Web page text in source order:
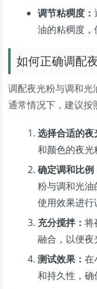
调节粘稠度：
油的粘稠度，
如何正确调配
调配夜光粉与调和光
通常情况下，建议按
选择合适的
和颜色的夜光
确定调和比例
粉与调和光
使用效果进行
充分搅拌：将
融合，以便夜
测试效果：在
和持久性，确